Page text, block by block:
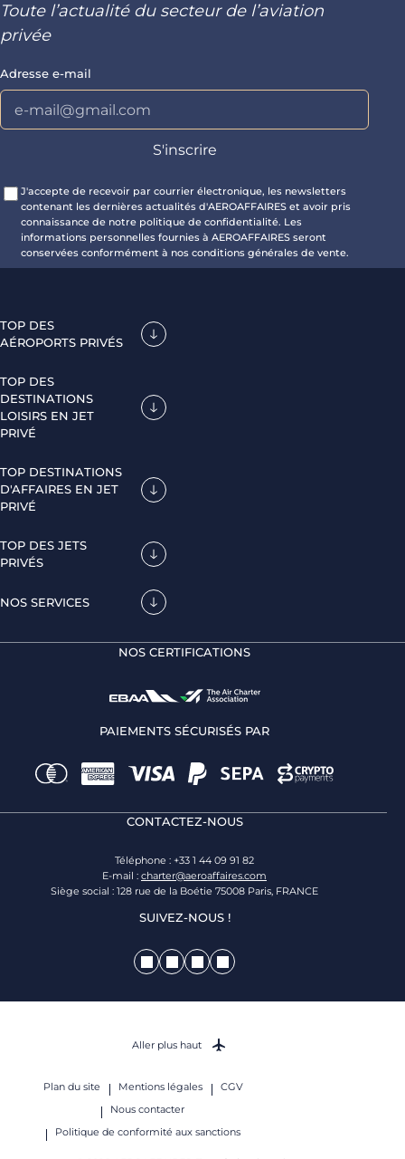
Toute l’actualité du secteur de l’aviation
privée
Adresse e-mail
J'accepte de recevoir par courrier électronique, les newsletters
contenant les dernières actualités d'AEROAFFAIRES et avoir pris
connaissance de notre politique de confidentialité. Les
informations personnelles fournies à AEROAFFAIRES seront
conservées conformément à nos conditions générales de vente.
TOP DES
AÉROPORTS PRIVÉS
TOP DES
DESTINATIONS
LOISIRS EN JET
PRIVÉ
TOP DESTINATIONS
D'AFFAIRES EN JET
PRIVÉ
TOP DES JETS
PRIVÉS
NOS SERVICES
NOS CERTIFICATIONS
PAIEMENTS SÉCURISÉS PAR
CONTACTEZ-NOUS
Téléphone : +33 1 44 09 91 82
E-mail : charter@aeroaffaires.com
Siège social : 128 rue de la Boétie 75008 Paris, FRANCE
SUIVEZ-NOUS !
Plan du site Mentions légales
CGV
Nous contacter
Politique de conformité aux sanctions
Aller plus haut